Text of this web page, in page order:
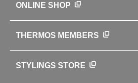
クラブサーモス
WEBマガジン
お弁当にエールを込めて
ONLINE SHOP
THERMOS MEMBERS
STYLINGS STORE